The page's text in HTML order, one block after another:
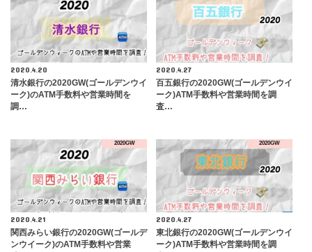
2020.4.20
清水銀行の2020GW(ゴールデンウイ
ーク)のATM手数料や営業時間を
調…
2020.4.27
百五銀行の2020GW(ゴールデンウイ
ーク)ATM手数料や営業時間を調
査…
2020GW
2020.4.21
関西みらい銀行の2020GW(ゴールデ
ンウイーク)のATM手数料や営業
2020GW
2020.4.27
東北銀行の2020GW(ゴールデンウイ
ーク)ATM手数料や営業時間を調